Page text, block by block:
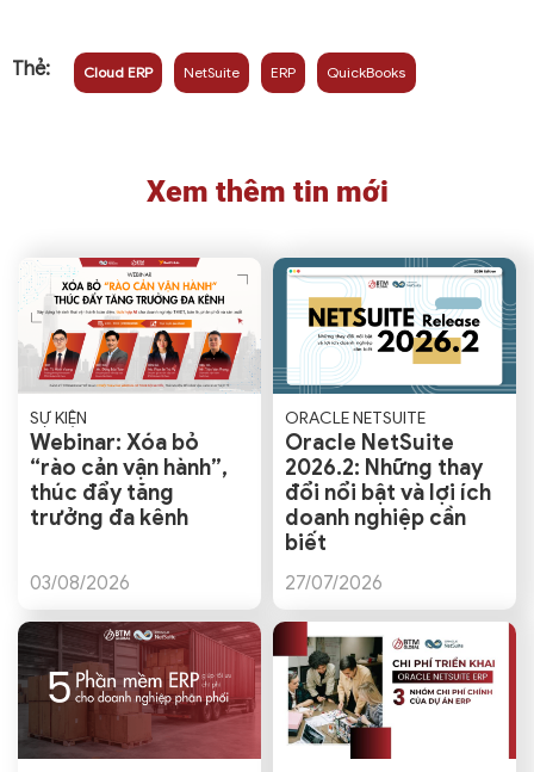
Thẻ: Cloud ERP NetSuite ERP QuickBooks
Xem thêm tin mới
SỰ KIỆN
Webinar: Xóa bỏ
“rào cản vận hành”,
thúc đẩy tăng
trưởng đa kênh
03/08/2026
ORACLE NETSUITE
Oracle NetSuite
2026.2: Những thay
đổi nổi bật và lợi ích
doanh nghiệp cần
biết
27/07/2026